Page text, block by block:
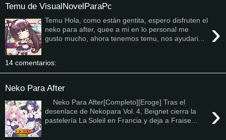
Temu de VisualNovelParaPc
›
Temu Hola, como están gentita, espero disfruten el
neko para after, quee a mi en lo personal me
gusto mucho, ahora tenemos temu, nos ayudari...
14 comentarios:
Neko Para After
›
Neko Para After[Completo][Eroge] Tras el
desenlace de Nekopara Vol. 4, Beignet cierra la
pastelería La Soleil en Francia y deja a Fraise...